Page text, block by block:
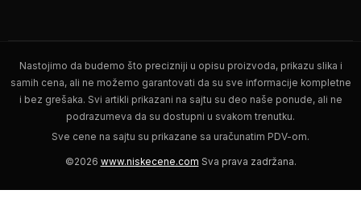
Nastojimo da budemo što precizniji u opisu proizvoda, prikazu slika i
samih cena, ali ne možemo garantovati da su sve informacije kompletne
i bez grešaka. Svi artikli prikazani na sajtu su deo naše ponude, ali ne
podrazumeva da su dostupni u svakom trenutku.
Sve cene na sajtu su prikazane sa uračunatim PDV-om.
©2026 www.niskecene.com Sva prava zadržana.